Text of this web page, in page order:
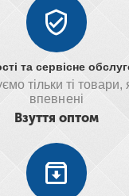
та сервісне
тільки ті
впевнені
Взуття оптом